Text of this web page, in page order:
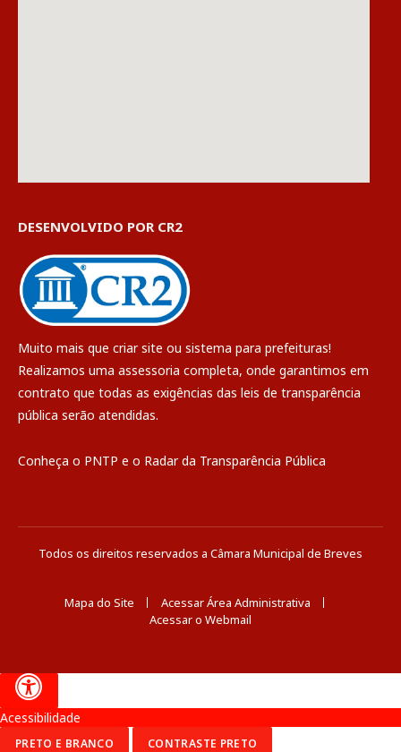
DESENVOLVIDO POR CR2
Muito mais que criar site ou sistema para prefeituras!
Realizamos uma assessoria completa, onde garantimos em
contrato que todas as exigências das leis de transparência
pública serão atendidas.
Conheça o PNTP e o Radar da Transparência Pública
Todos os direitos reservados a Câmara Municipal de Breves
Mapa do Site
Acessar Área Administrativa
Acessar o Webmail
Acessibilidade
PRETO E BRANCO CONTRASTE PRETO